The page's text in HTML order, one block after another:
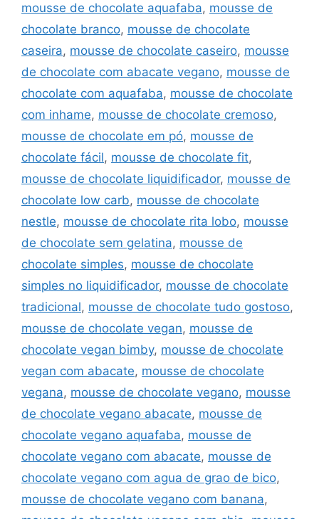
mousse de chocolate aquafaba, mousse de
chocolate branco, mousse de chocolate
caseira, mousse de chocolate caseiro, mousse
de chocolate com abacate vegano, mousse de
chocolate com aquafaba, mousse de chocolate
com inhame, mousse de chocolate cremoso,
mousse de chocolate em pó, mousse de
chocolate fácil, mousse de chocolate fit,
mousse de chocolate liquidificador, mousse de
chocolate low carb, mousse de chocolate
nestle, mousse de chocolate rita lobo, mousse
de chocolate sem gelatina, mousse de
chocolate simples, mousse de chocolate
simples no liquidificador, mousse de chocolate
tradicional, mousse de chocolate tudo gostoso,
mousse de chocolate vegan, mousse de
chocolate vegan bimby, mousse de chocolate
vegan com abacate, mousse de chocolate
vegana, mousse de chocolate vegano, mousse
de chocolate vegano abacate, mousse de
chocolate vegano aquafaba, mousse de
chocolate vegano com abacate, mousse de
chocolate vegano com agua de grao de bico,
mousse de chocolate vegano com banana,